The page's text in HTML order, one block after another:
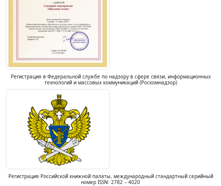
Регистрация в Федеральной службе по надзору в сфере связи, информационных
технологий и массовых коммуникаций (Роскомнадзор)
Регистрация Российской книжной палаты, международный стандартный серийный
номер ISSN: 2782 – 4020